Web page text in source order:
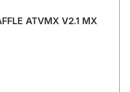
ATVMX V2.1 MX